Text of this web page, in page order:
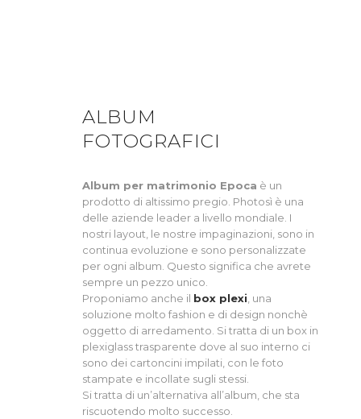
ALBUM
FOTOGRAFICI
Album per matrimonio Epoca è un
prodotto di altissimo pregio. Photosì è una
delle aziende leader a livello mondiale. I
nostri layout, le nostre impaginazioni, sono in
continua evoluzione e sono personalizzate
per ogni album. Questo significa che avrete
sempre un pezzo unico.
Proponiamo anche il box plexi, una
soluzione molto fashion e di design nonchè
oggetto di arredamento. Si tratta di un box in
plexiglass trasparente dove al suo interno ci
sono dei cartoncini impilati, con le foto
stampate e incollate sugli stessi.
Si tratta di un’alternativa all’album, che sta
riscuotendo molto successo.